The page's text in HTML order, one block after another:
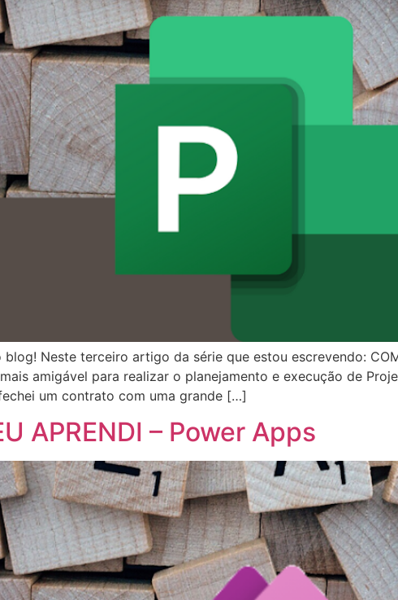
Neste terceiro artigo da série que estou escrevendo:
amigável para realizar o planejamento e execução de
um contrato com uma grande […]
APRENDI – Power Apps